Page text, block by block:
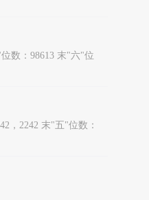
数：98613 末"六"位
，2242 末"五"位数：